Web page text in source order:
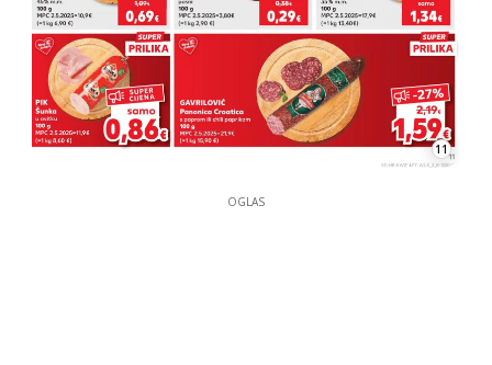
11
OGLAS